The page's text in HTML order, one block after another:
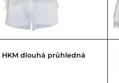
L/40 M/38 S/36
HKM dlouhá průhledná